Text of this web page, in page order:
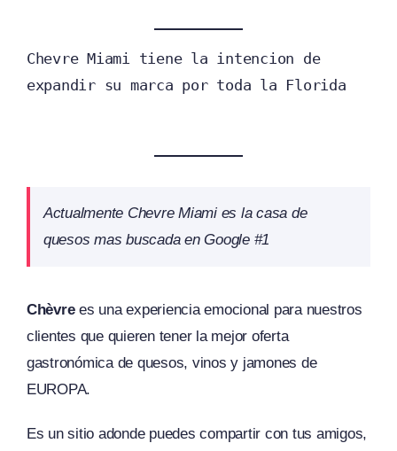
Chevre Miami tiene la intencion de
expandir su marca por toda la Florida
Actualmente Chevre Miami es la casa de
quesos mas buscada en Google #1
Chèvrees una experiencia emocional para nuestros
clientes que quieren tener la mejor oferta
gastronómica de quesos, vinos y jamones de
EUROPA.
Es un sitio adonde puedes compartir con tus amigos,